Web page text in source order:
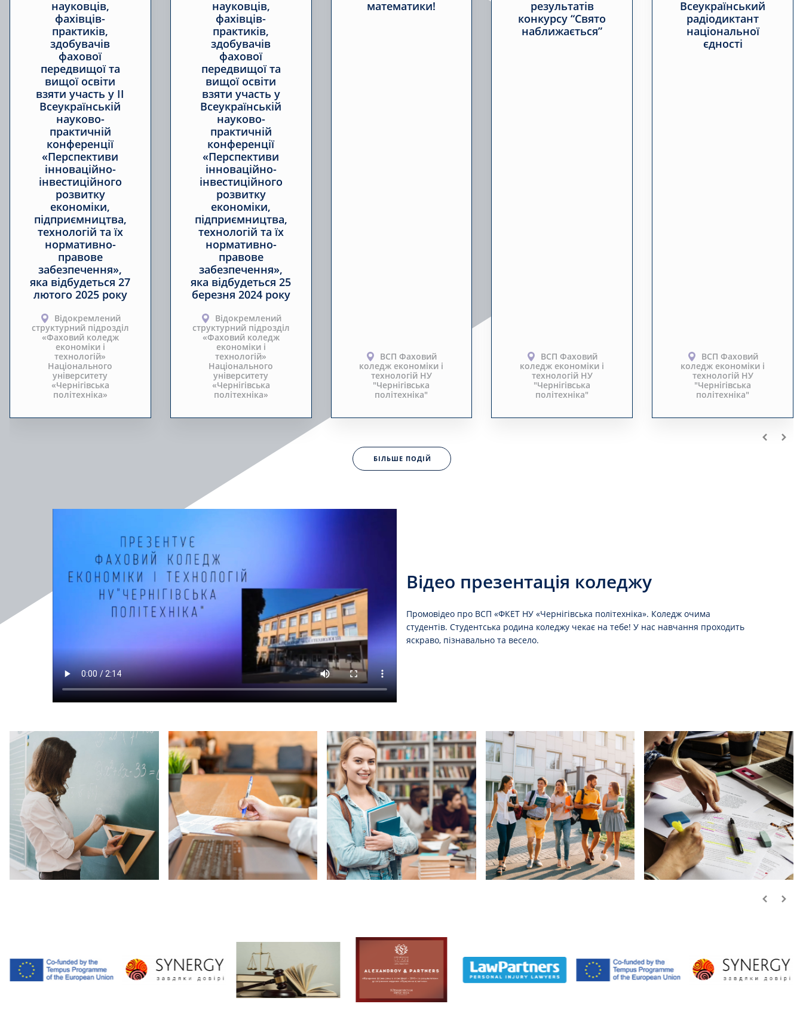
науковців,
фахівців-
практиків,
здобувачів
фахової
передвищої та
вищої освіти
взяти участь у ІІ
Всеукраїнській
науково-
практичній
конференції
«Перспективи
інноваційно-
інвестиційного
розвитку
економіки,
підприємництва,
технологій та їх
нормативно-
правове
забезпечення»,
яка відбудеться 27
лютого 2025 року
Відокремлений
структурний підрозділ
«Фаховий коледж
економіки і
технологій»
Національного
університету
«Чернігівська
політехніка»
науковців,
фахівців-
практиків,
здобувачів
фахової
передвищої та
вищої освіти
взяти участь у
Всеукраїнській
науково-
практичній
конференції
«Перспективи
інноваційно-
інвестиційного
розвитку
економіки,
підприємництва,
технологій та їх
нормативно-
правове
забезпечення»,
яка відбудеться 25
березня 2024 року
Відокремлений
структурний підрозділ
«Фаховий коледж
економіки і
технологій»
Національного
університету
«Чернігівська
політехніка»
математики!
ВСП Фаховий
коледж економіки і
технологій НУ
"Чернігівська
політехніка"
результатів
конкурсу “Свято
наближається”
ВСП Фаховий
коледж економіки і
технологій НУ
"Чернігівська
політехніка"
Всеукраїнський
радіодиктант
національної
єдності
ВСП Фаховий
коледж економіки і
технологій НУ
"Чернігівська
політехніка"
БІЛЬШЕ ПОДІЙ
Відео презентація коледжу
Промовідео про ВСП «ФКЕТ НУ «Чернігівська політехніка». Коледж очима
студентів. Студентська родина коледжу чекає на тебе! У нас навчання проходить
яскраво, пізнавально та весело.
Студентське життя